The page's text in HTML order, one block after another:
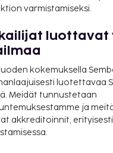
500 EUR:n
Saat
olevien
varmistamiseksi.
luottavat
kokemuksella
luotettavaa
Meidät tunnustetaan
ja
akkreditoinnit,